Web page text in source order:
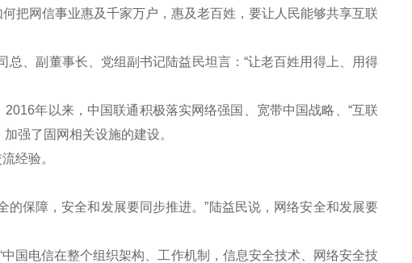
网信事业惠及千家万户，惠及老百姓，要让人民能够共享互联
、副董事长、党组副书记陆益民坦言：“让老百姓用得上、用得
年以来，中国联通积极落实网络强国、宽带中国战略、“互联
强了固网相关设施的建设。
经验。
保障，安全和发展要同步推进。”陆益民说，网络安全和发展要
电信在整个组织架构、工作机制，信息安全技术、网络安全技